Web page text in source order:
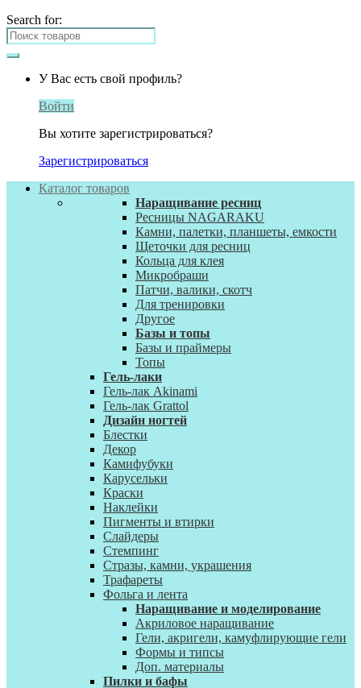
Search for:
У Вас есть свой профиль?
Войти
Вы хотите зарегистрироваться?
Зарегистрироваться
Каталог товаров
Наращивание ресниц
Ресницы NAGARAKU
Камни, палетки, планшеты, емкости
Щеточки для ресниц
Кольца для клея
Микробраши
Патчи, валики, скотч
Для тренировки
Другое
Базы и топы
Базы и праймеры
Топы
Гель-лаки
Гель-лак Akinami
Гель-лак Grattol
Дизайн ногтей
Блестки
Декор
Камифубуки
Карусельки
Краски
Наклейки
Пигменты и втирки
Слайдеры
Стемпинг
Стразы, камни, украшения
Трафареты
Фольга и лента
Наращивание и моделирование
Акриловое наращивание
Гели, акригели, камуфлирующие гели
Формы и типсы
Доп. материалы
Пилки и бафы